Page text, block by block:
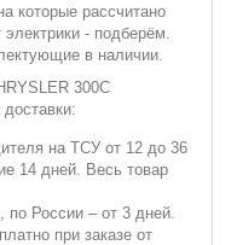
которые рассчитано
- подберём.
в наличии.
300C
на ТСУ от 12 до 36
14 дней. Весь товар
по России – от 3 дней.
при заказе от